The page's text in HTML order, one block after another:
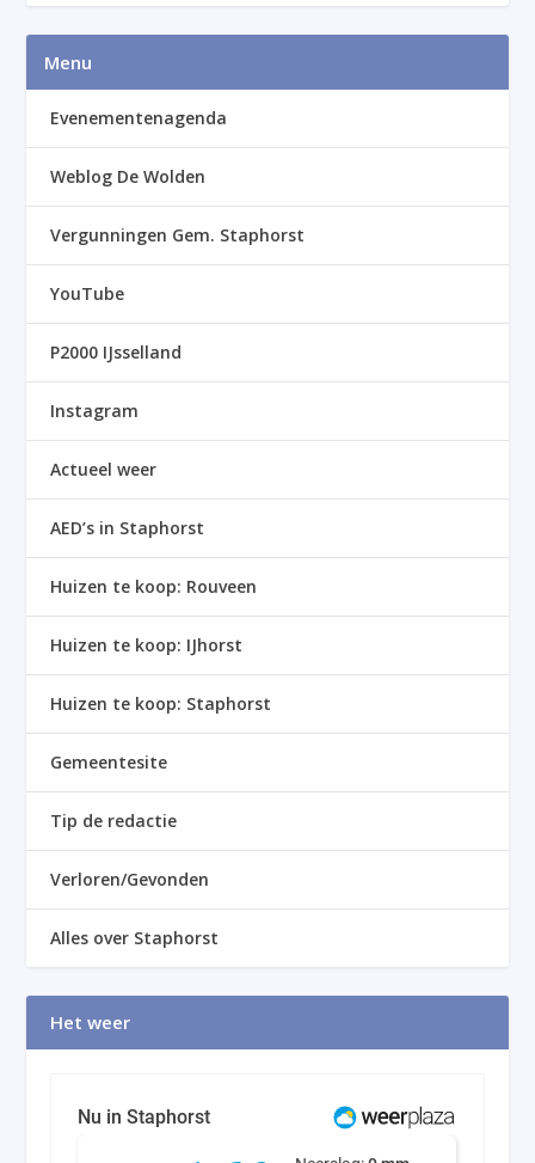
Menu
Evenementenagenda
Weblog De Wolden
Vergunningen Gem. Staphorst
YouTube
P2000 IJsselland
Instagram
Actueel weer
AED’s in Staphorst
Huizen te koop: Rouveen
Huizen te koop: IJhorst
Huizen te koop: Staphorst
Gemeentesite
Tip de redactie
Verloren/Gevonden
Alles over Staphorst
Het weer